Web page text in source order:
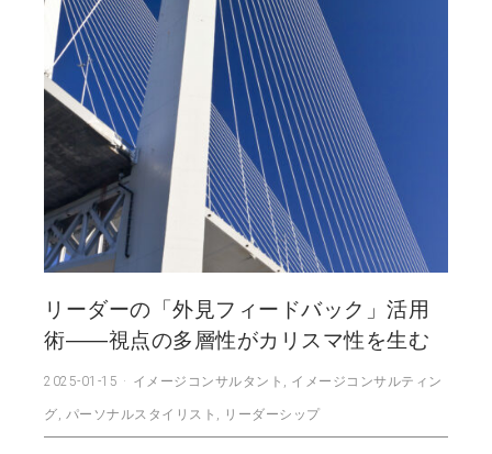
リーダーの「外見フィードバック」活用
術――視点の多層性がカリスマ性を生む
2025-01-15 イメージコンサルタント , イメージコンサルティン
グ, パーソナルスタイリスト , リーダーシップ